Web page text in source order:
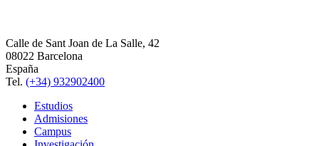
Calle de Sant Joan de La Salle, 42
08022 Barcelona
España
Tel. (+34) 932902400
Estudios
Admisiones
Campus